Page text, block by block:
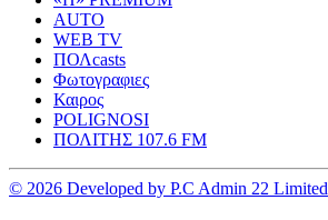
AUTO
WEB TV
ΠΟΛcasts
Φωτογραφιες
Καιρος
POLIGNOSI
ΠΟΛΙΤΗΣ 107.6 FM
© 2026 Developed by P.C Admin 22 Limited